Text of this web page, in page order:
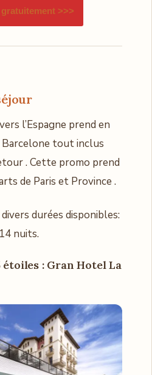
gratuitement >>>
l’Espagne prend en
Barcelone tout inclus
. Cette promo prend
de Paris et Province .
durées disponibles:
nuits.
: Gran Hotel La